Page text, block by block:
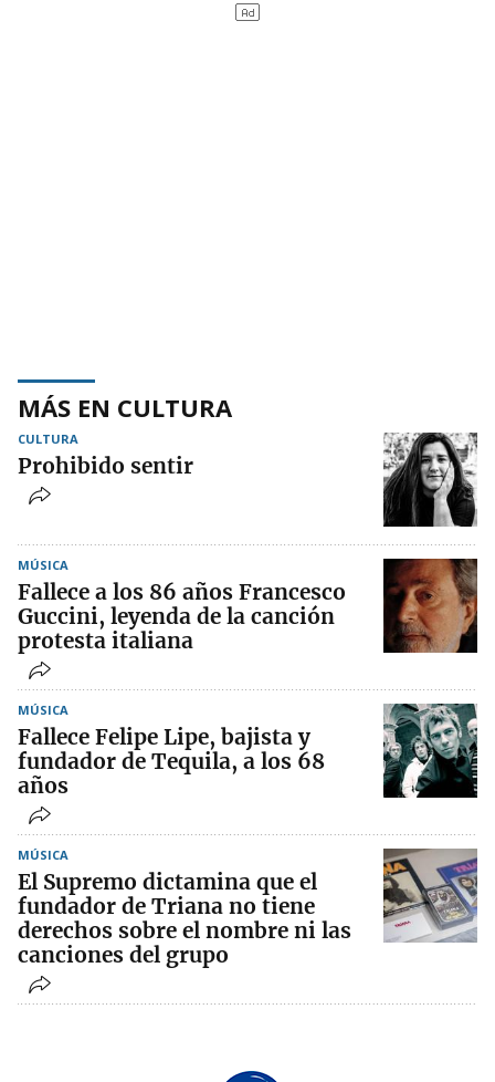
MÁS EN CULTURA
CULTURA
Prohibido sentir
MÚSICA
Fallece a los 86 años Francesco
Guccini, leyenda de la canción
protesta italiana
MÚSICA
Fallece Felipe Lipe, bajista y
fundador de Tequila, a los 68
años
MÚSICA
El Supremo dictamina que el
fundador de Triana no tiene
derechos sobre el nombre ni las
canciones del grupo